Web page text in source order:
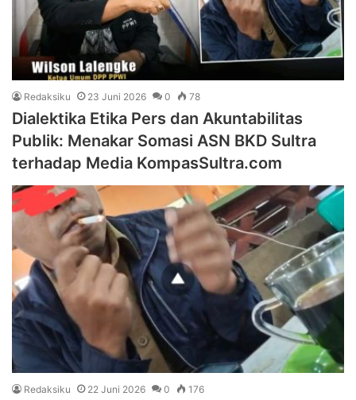
Redaksiku 23 Juni 2026 0 78
Dialektika Etika Pers dan Akuntabilitas
Publik: Menakar Somasi ASN BKD Sultra
terhadap Media KompasSultra.com
Redaksiku 22 Juni 2026 0 176